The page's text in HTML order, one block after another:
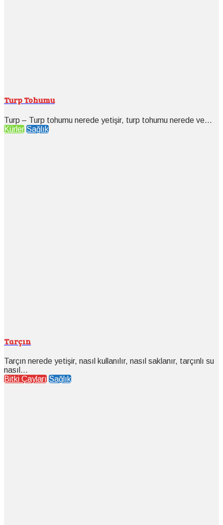
Turp Tohumu
Turp – Turp tohumu nerede yetişir, turp tohumu nerede ve...
Kürler Sağlık
Tarçın
Tarçın nerede yetişir, nasıl kullanılır, nasıl saklanır, tarçınlı su
nasıl...
Bitki Çayları Sağlık